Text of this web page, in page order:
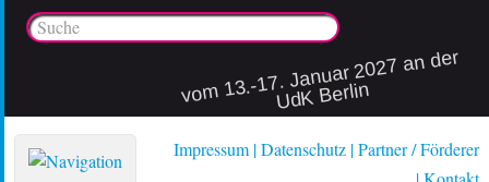
vo
m 13.-17. Januar 2027 an der
UdK Berlin
Impressum Datenschutz Partner / Förderer